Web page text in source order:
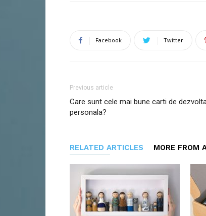
Facebook Twitter
Previous article
Care sunt cele mai bune carti de
personala?
RELATED ARTICLES MORE FROM